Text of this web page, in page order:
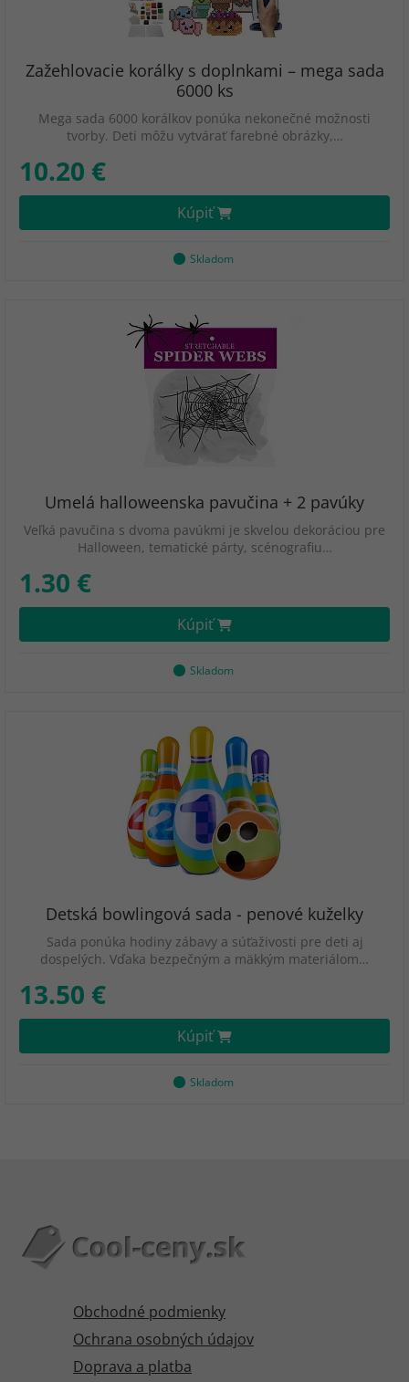
Zažehlovacie korálky s doplnkami – mega sada
6000 ks
Mega sada 6000 korálkov ponúka nekonečné možnosti
tvorby. Deti môžu vytvárať farebné obrázky,…
10.20 €
Kúpiť
Skladom
Umelá halloweenska pavučina + 2 pavúky
Veľká pavučina s dvoma pavúkmi je skvelou dekoráciou pre
Halloween, tematické párty, scénografiu…
1.30 €
Kúpiť
Skladom
Detská bowlingová sada - penové kuželky
Sada ponúka hodiny zábavy a súťaživosti pre deti aj
dospelých. Vďaka bezpečným a mäkkým materiálom…
13.50 €
Kúpiť
Skladom
Obchodné podmienky
Ochrana osobných údajov
Doprava a platba